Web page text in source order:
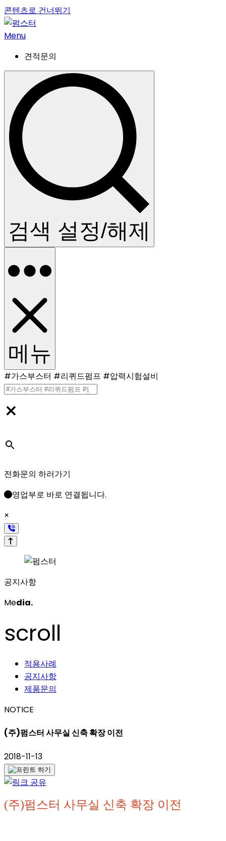
콘텐츠로 건너뛰기
Menu
견적문의
검색 설정/해제
메뉴
#가스부스터 #리퀴드펌프 #압력시험설비
×
전화문의 하러가기
영업부로 바로 연결됩니다.
×
공지사항
Media.
scroll
적용사례
공지사항
제품문의
NOTICE
(주)펌스터 사무실 신축 확장 이전
2018-11-13
(주)펌스터 사무실 신축 확장 이전​